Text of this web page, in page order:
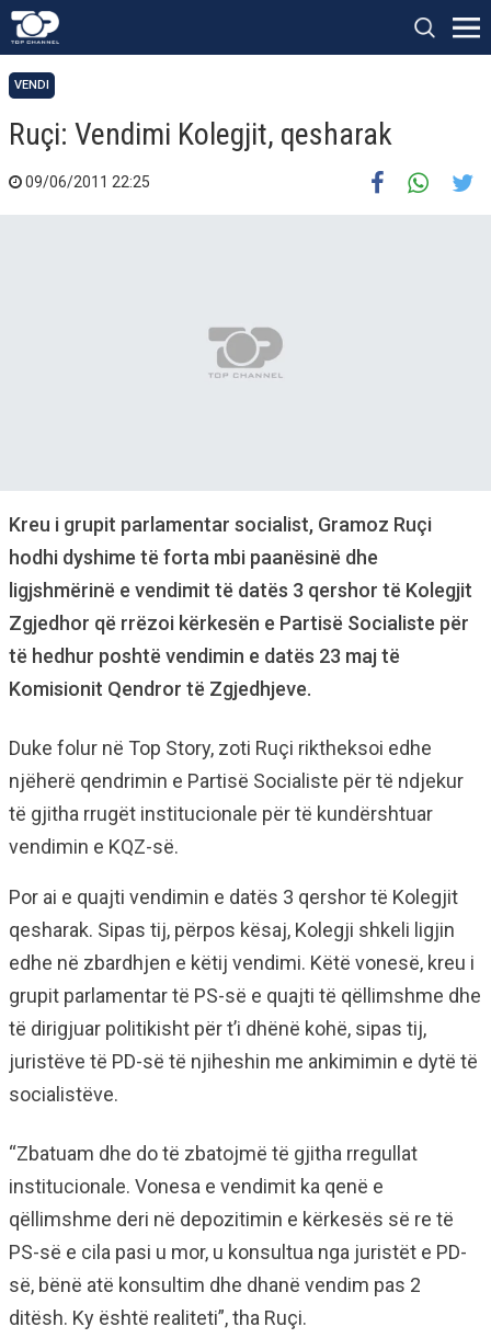
VENDI
Ruçi: Vendimi Kolegjit, qesharak
09/06/2011 22:25
Kreu i grupit parlamentar socialist, Gramoz Ruçi
hodhi dyshime të forta mbi paanësinë dhe
ligjshmërinë e vendimit të datës 3 qershor të Kolegjit
Zgjedhor që rrëzoi kërkesën e Partisë Socialiste për
të hedhur poshtë vendimin e datës 23 maj të
Komisionit Qendror të Zgjedhjeve.
Duke folur në Top Story, zoti Ruçi riktheksoi edhe
njëherë qendrimin e Partisë Socialiste për të ndjekur
të gjitha rrugët institucionale për të kundërshtuar
vendimin e KQZ-së.
Por ai e quajti vendimin e datës 3 qershor të Kolegjit
qesharak. Sipas tij, përpos kësaj, Kolegji shkeli ligjin
edhe në zbardhjen e këtij vendimi. Këtë vonesë, kreu i
grupit parlamentar të PS-së e quajti të qëllimshme dhe
të dirigjuar politikisht për t’i dhënë kohë, sipas tij,
juristëve të PD-së të njiheshin me ankimimin e dytë të
socialistëve.
“Zbatuam dhe do të zbatojmë të gjitha rregullat
institucionale. Vonesa e vendimit ka qenë e
qëllimshme deri në depozitimin e kërkesës së re të
PS-së e cila pasi u mor, u konsultua nga juristët e PD-
së, bënë atë konsultim dhe dhanë vendim pas 2
ditësh. Ky është realiteti”, tha Ruçi.